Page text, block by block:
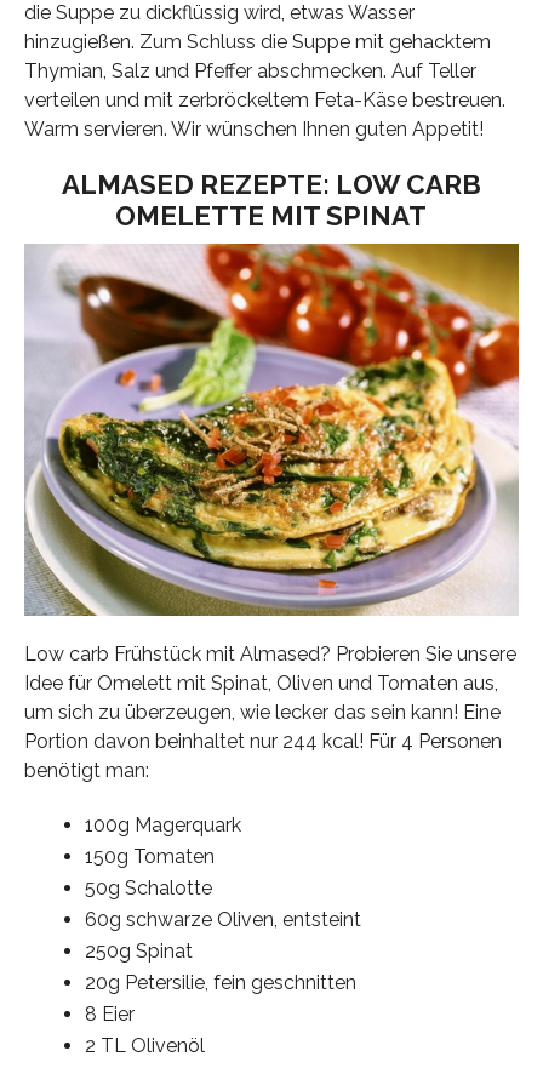
die Suppe zu dickflüssig wird, etwas Wasser
hinzugießen. Zum Schluss die Suppe mit gehacktem
Thymian, Salz und Pfeffer abschmecken. Auf Teller
verteilen und mit zerbröckeltem Feta-Käse bestreuen.
Warm servieren. Wir wünschen Ihnen guten Appetit!
ALMASED REZEPTE: LOW CARB
OMELETTE MIT SPINAT
Low carb Frühstück mit Almased? Probieren Sie unsere
Idee für Omelett mit Spinat, Oliven und Tomaten aus,
um sich zu überzeugen, wie lecker das sein kann! Eine
Portion davon beinhaltet nur 244 kcal! Für 4 Personen
benötigt man:
100g Magerquark
150g Tomaten
50g Schalotte
60g schwarze Oliven, entsteint
250g Spinat
20g Petersilie, fein geschnitten
8 Eier
2 TL Olivenöl